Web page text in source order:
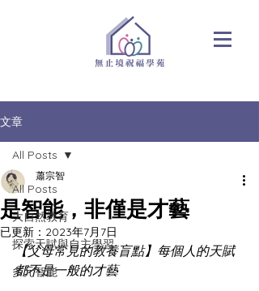
文章
All Posts
大自然教育
探索天賦與自主學習
多元智能
All Posts
是智能，非僅是才藝
蕭宗智
已更新： 2023年7月7日
【父母常見的教養盲點】每個人的天賦
都不是一般的才藝